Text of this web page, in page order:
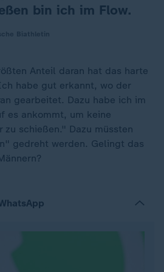
bin ich im Flow.
Anteil daran hat das harte
habe gut erkannt, wo der
gearbeitet. Dazu habe ich im
es ankommt, um keine
zu schießen." Dazu müssten
gedreht werden. Gelingt das